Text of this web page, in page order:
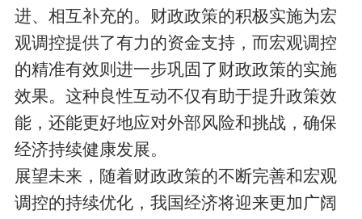
进、相互补充的。财政政策的积极实施为宏
观调控提供了有力的资金支持，而宏观调控
的精准有效则进一步巩固了财政政策的实施
效果。这种良性互动不仅有助于提升政策效
能，还能更好地应对外部风险和挑战，确保
经济持续健康发展。
展望未来，随着财政政策的不断完善和宏观
调控的持续优化，我国经济将迎来更加广阔